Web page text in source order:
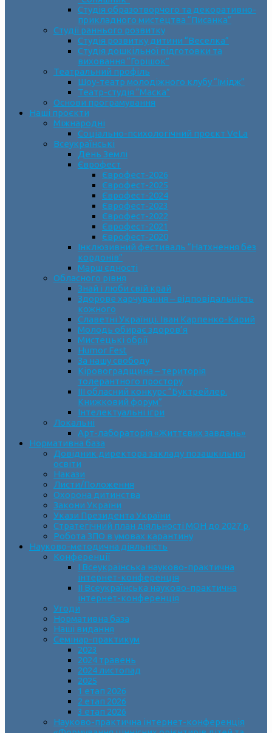
Студія образотворчого та декоративно-
прикладного мистецтва “Писанка”
Студії раннього розвитку
Студія розвитку дитини “Веселка”
Студія дошкільної підготовки та
виховання “Горішок”
Театральний профіль
Шоу-театр молодіжного клубу “Імідж”
Театр-студія “Маска”
Основи програмування
Наші проєкти
Міжнародні
Соціально-психологічний проєкт VeLa
Всеукраїнські
День Землі
Єврофест
Єврофест-2026
Єврофест-2025
Єврофест-2024
Єврофест-2023
Єврофест-2022
Єврофест-2021
Єврофест-2020
Інклюзивний фестиваль “Натхнення без
кордонів”
Марш єдності
Обласного рівня
Знай і люби свій край
Здорове харчування – відповідальність
кожного
Славетні Українці. Іван Карпенко-Карий
Молодь обирає здоров’я
Мистецькі обрії
Humor Fest
За нашу свободу
Кіровоградщина – територія
толерантного простору
ІII обласний конкурс “Буктрейлер.
Книжковий форум”
Інтелектуальні ігри
Локальні
Арт-лабораторія «Життєвих завдань»
Нормативна база
Довідник директора закладу позашкільної
освіти
Накази
Листи/Положення
Охорона дитинства
Закони України
Укази Президента України
Стратегічний план діяльності МОН до 2027 р.
Робота ЗПО в умовах карантину
Науково-методична діяльність
Конференції
І Всеукраїнська науково-практична
інтернет-конференція
ІІ Всеукраїнська науково-практична
інтернет-конференція
Угоди
Нормативна база
Наші видання
Семінар-практикум
2023
2024 травень
2024 листопад
2025
1 етап 2026
2 етап 2026
3 етап 2026
Науково-практична інтернет-конференція